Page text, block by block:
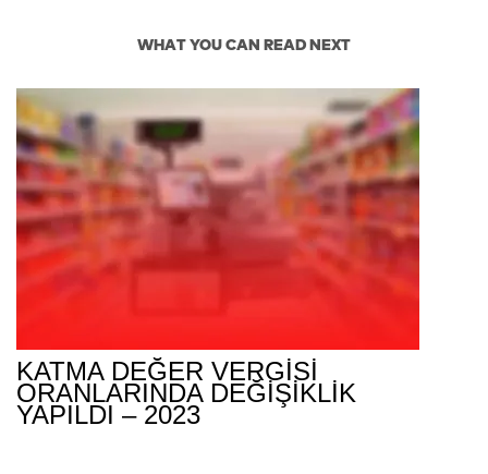
WHAT YOU CAN READ NEXT
KATMA DEĞER VERGİSİ
ORANLARINDA DEĞİŞİKLİK
YAPILDI – 2023